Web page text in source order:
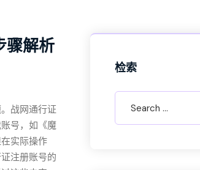
骤解析
战网通行证
号，如《魔
实际操作
注册账号的
检索